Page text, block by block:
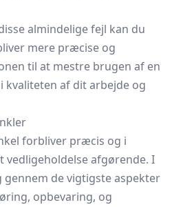
almindelige fejl kan du
mere præcise og
til at mestre brugen af en
kvaliteten af dit arbejde og
forbliver præcis og i
afgørende. I
de vigtigste aspekter
opbevaring, og